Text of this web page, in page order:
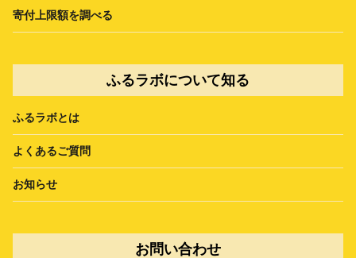
寄付上限額を調べる
ふるラボについて知る
ふるラボとは
よくあるご質問
お知らせ
お問い合わせ